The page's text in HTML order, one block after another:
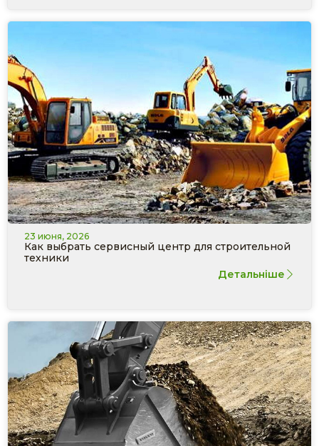
23 июня, 2026
Как выбрать сервисный центр для строительной
техники
Детальніше